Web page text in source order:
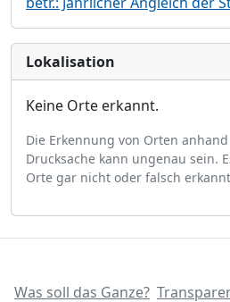
Lokalisation
Keine Orte erkannt.
Die Erkennung von Orten
Drucksache kann ungenau sein.
Orte gar nicht oder falsch
Was soll das Ganze?